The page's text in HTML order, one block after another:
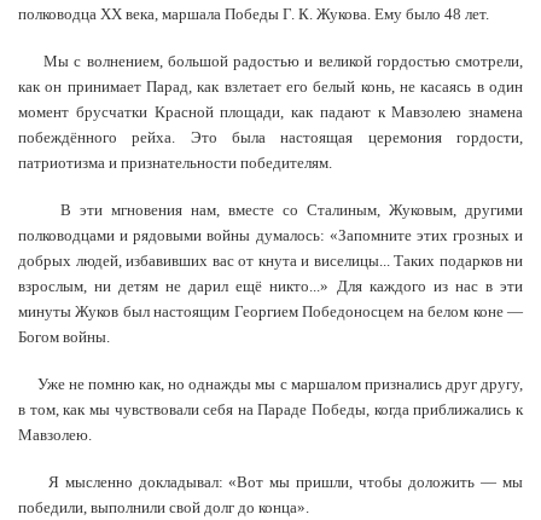
полководца XX века, маршала Победы Г. К. Жукова. Ему было 48 лет.
Мы с волнением, большой радостью и великой гордостью смотрели,
как он принимает Парад, как взлетает его белый конь, не касаясь в один
момент брусчатки Красной площади, как падают к Мавзолею знамена
побеждённого рейха. Это была настоящая церемония гордости,
патриотизма и признательности победителям.
В эти мгновения нам, вместе со Сталиным, Жуковым, другими
полководцами и рядовыми войны думалось: «Запомните этих грозных и
добрых людей, избавивших вас от кнута и виселицы... Таких подарков ни
взрослым, ни детям не дарил ещё никто...» Для каждого из нас в эти
минуты Жуков был настоящим Георгием Победоносцем на белом коне —
Богом войны.
Уже не помню как, но однажды мы с маршалом признались друг другу,
в том, как мы чувствовали себя на Параде Победы, когда приближались к
Мавзолею.
Я мысленно докладывал: «Вот мы пришли, чтобы доложить — мы
победили, выполнили свой долг до конца».